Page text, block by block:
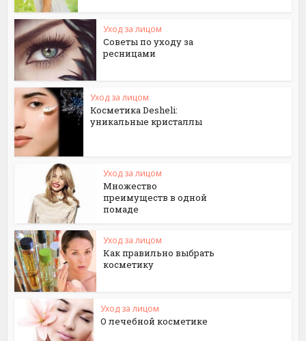
Уход за лицом
Советы по уходу за
ресницами
Уход за лицом
Косметика Desheli:
уникальные кристаллы
Уход за лицом
Множество
преимуществ в одной
помаде
Уход за лицом
Как правильно выбрать
косметику
Уход за лицом
О лечебной косметике